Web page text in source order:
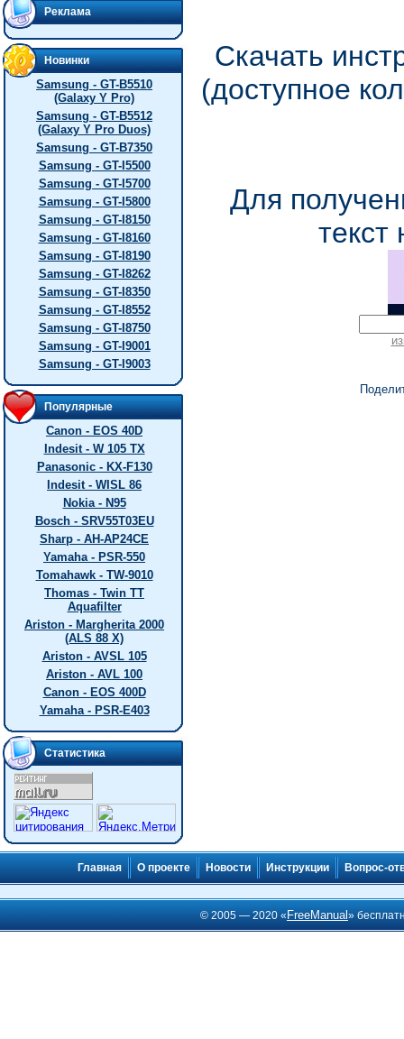
Реклама
Новинки
Samsung - GT-B5510
(Galaxy Y Pro)
Samsung - GT-B5512
(Galaxy Y Pro Duos)
Samsung - GT-B7350
Samsung - GT-I5500
Samsung - GT-I5700
Samsung - GT-I5800
Samsung - GT-I8150
Samsung - GT-I8160
Samsung - GT-I8190
Samsung - GT-I8262
Samsung - GT-I8350
Samsung - GT-I8552
Samsung - GT-I8750
Samsung - GT-I9001
Samsung - GT-I9003
Популярные
Canon - EOS 40D
Indesit - W 105 TX
Panasonic - KX-F130
Indesit - WISL 86
Nokia - N95
Bosch - SRV55T03EU
Sharp - AH-AP24CE
Yamaha - PSR-550
Tomahawk - TW-9010
Thomas - Twin TT
Aquafilter
Ariston - Margherita 2000
(ALS 88 X)
Ariston - AVSL 105
Ariston - AVL 100
Canon - EOS 400D
Yamaha - PSR-E403
Статистика
Скачать
(доступное
Для
текст
Главная О проекте Новости Инструкции Вопрос-
© 2005 — 2020 « FreeManual»